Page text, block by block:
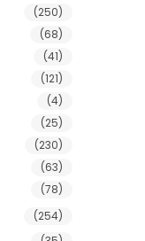
(250)
(68)
(41)
(121)
(4)
(25)
(230)
(63)
(78)
(254)